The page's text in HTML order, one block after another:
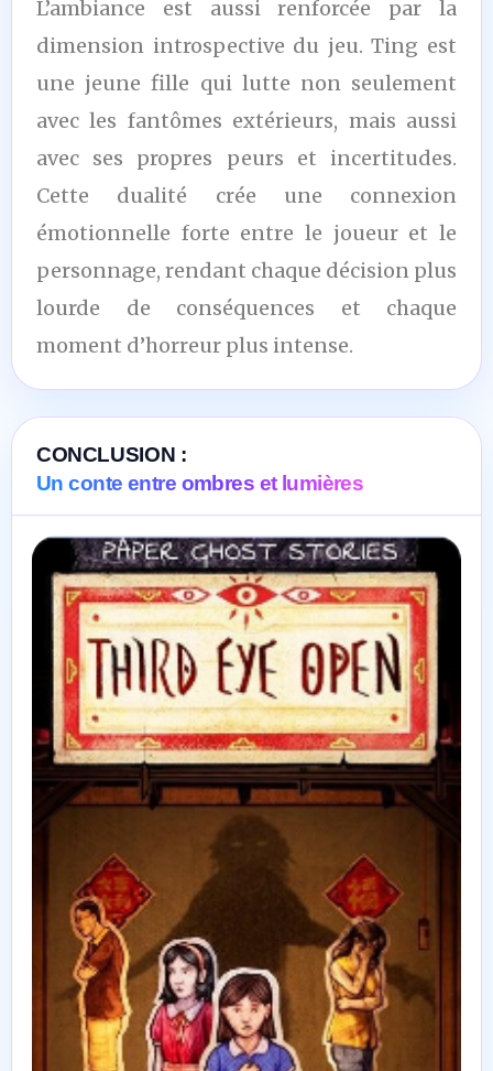
L’ambiance est aussi renforcée par la
dimension introspective du jeu. Ting est
une jeune fille qui lutte non seulement
avec les fantômes extérieurs, mais aussi
avec ses propres peurs et incertitudes.
Cette dualité crée une connexion
émotionnelle forte entre le joueur et le
personnage, rendant chaque décision plus
lourde de conséquences et chaque
moment d’horreur plus intense.
CONCLUSION :
Un conte entre ombres et lumières